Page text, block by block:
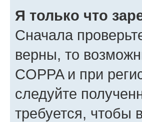
Я только что
Сначала
верны, то
COPPA и при
следуйте
требуется, чтобы